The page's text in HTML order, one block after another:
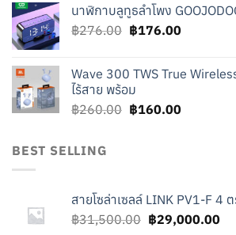
was:
฿219.00.
is:
฿119.00.
นาฬิกาบลูทูธลำโพง
฿276.00 Original
฿276.00.
฿176.00Current
฿176.00.
Wave 300 TWS True
ไร้สาย พร้อม
฿260.00 Original
฿160.00Current
BEST SELLING
สายโซล่าเซลล์ LINK PV1-F 4
฿31,500.00 Original
฿29,000.00